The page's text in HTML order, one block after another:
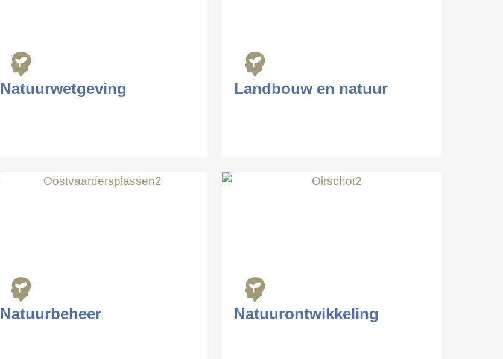
Natuurwetgeving Landbouw en natuur
Natuurbeheer Natuurontwikkeling